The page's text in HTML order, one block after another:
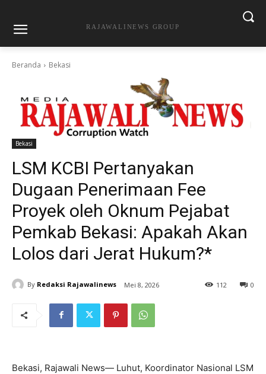
RAJAWALINEWS GROUP
Beranda Bekasi
Bekasi
LSM KCBI Pertanyakan
Dugaan Penerimaan Fee
Proyek oleh Oknum Pejabat
Pemkab Bekasi: Apakah Akan
Lolos dari Jerat Hukum?*
By Redaksi Rajawalinews Mei 8, 2026 0
112
Bekasi, Rajawali News— Luhut, Koordinator Nasional LSM